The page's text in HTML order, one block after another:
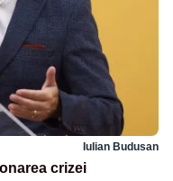
Iulian Budusan
crizei